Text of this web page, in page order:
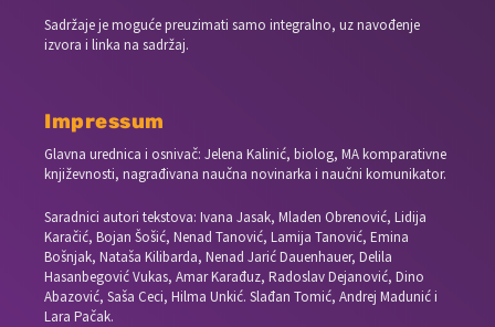
Sadržaje je moguće preuzimati samo integralno, uz navođenje
izvora i linka na sadržaj.
Impressum
Glavna urednica i osnivač: Jelena Kalinić, biolog, MA komparativne
književnosti, nagrađivana naučna novinarka i naučni komunikator.
Saradnici autori tekstova: Ivana Jasak, Mladen Obrenović, Lidija
Karačić, Bojan Šošić, Nenad Tanović, Lamija Tanović, Emina
Bošnjak, Nataša Kilibarda, Nenad Jarić Dauenhauer, Delila
Hasanbegović Vukas, Amar Karađuz, Radoslav Dejanović, Dino
Abazović, Saša Ceci, Hilma Unkić. Slađan Tomić, Andrej Madunić i
Lara Pačak.